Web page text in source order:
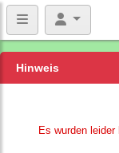
Hinweis
Es wurden